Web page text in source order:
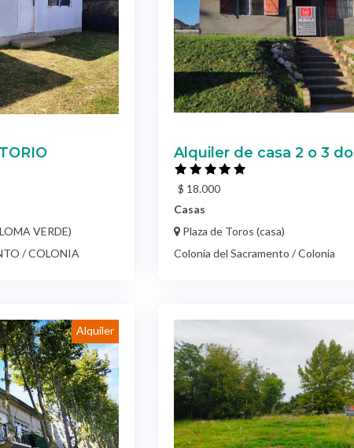
VERDE)
/ COLONIA
Alquiler de casa 2 o 3 do
$ 18.000
Casas
Plaza de Toros (casa)
Colonia del Sacramento / Colonia
Alquiler